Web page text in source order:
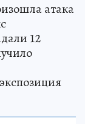
атака
12